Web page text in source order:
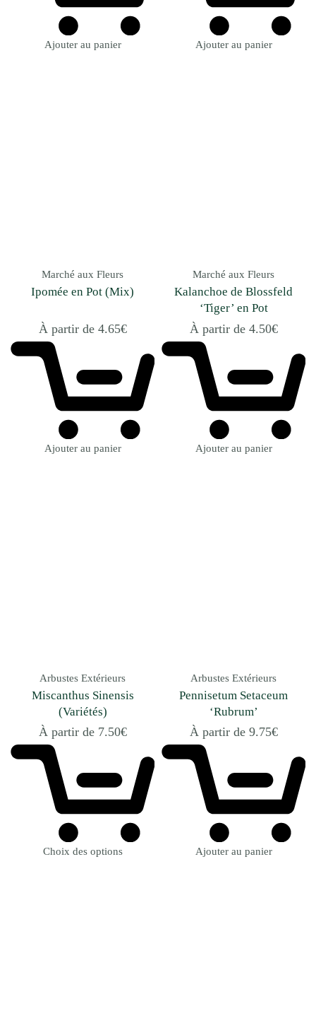
Ajouter au panier Ajouter au panier
Marché aux Fleurs
Ipomée en Pot (Mix)
À partir de 4.65€
Ajouter au panier
Marché aux Fleurs
Kalanchoe de Blossfeld
‘Tiger’ en Pot
À partir de 4.50€
Ajouter au panier
Arbustes Extérieurs
Miscanthus Sinensis
(Variétés)
À partir de 7.50€
Choix des options
Arbustes Extérieurs
Pennisetum Setaceum
‘Rubrum’
À partir de 9.75€
Ajouter au panier